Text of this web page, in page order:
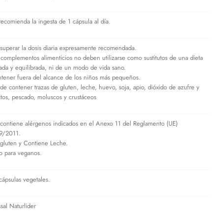
la ingesta de 1 cápsula al día.
la dosis diaria expresamente recomendada.
alimenticios no deben utilizarse como sustitutos de una dieta
y equilibrada, ni de un modo de vida sano.
fuera del alcance de los niños más pequeños.
contener trazas de gluten, leche, huevo, soja, apio, dióxido de azufre y
pescado, moluscos y crustáceos
alérgenos indicados en el Anexo 11 del Reglamento (UE)
2011.
y Contiene Leche.
para veganos.
vegetales.
Naturlider